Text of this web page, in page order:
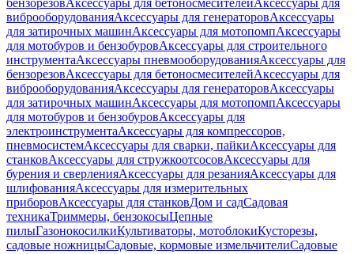
бензорезовАксессуары для бетоносмесителейАксессуары для
виброоборудованияАксессуары для генераторовАксессуары
для затирочных машинАксессуары для мотопомпАксессуары
для мотобуров и бензобуровАксессуары для строительного
инструментаАксессуары пневмооборудованияАксессуары для
бензорезовАксессуары для бетоносмесителейАксессуары для
виброоборудованияАксессуары для генераторовАксессуары
для затирочных машинАксессуары для мотопомпАксессуары
для мотобуров и бензобуровАксессуары для
электроинструментаАксессуары для компрессоров,
пневмосистемАксессуары для сварки, пайкиАксессуары для
станковАксессуары для стружкоотсосовАксессуары для
бурения и сверленияАксессуары для резанияАксессуары для
шлифованияАксессуары для измерительных
приборовАксессуары для станковДом и садСадовая
техникаТриммеры, бензокосыЦепные
пилыГазонокосилкиКультиваторы, мотоблокиКусторезы,
садовые ножницыСадовые, кормовые измельчителиСадовые